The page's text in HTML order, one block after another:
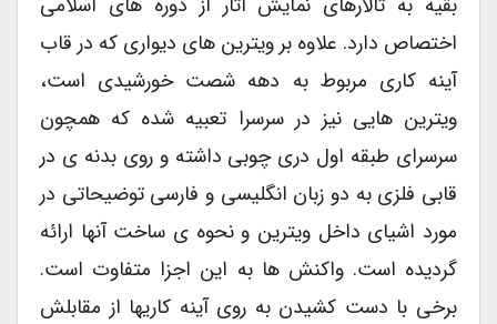
اختصاص دارد. علاوه بر ویترین های دیواری که در قاب
آینه کاری مربوط به دهه شصت خورشیدی است،
ویترین هایی نیز در سرسرا تعبیه شده که همچون
سرسرای طبقه اول دری چوبی داشته و روی بدنه ی در
قابی فلزی به دو زبان انگلیسی و فارسی توضیحاتی در
مورد اشیای داخل ویترین و نحوه ی ساخت آنها ارائه
گردیده است. واکنش ها به این اجزا متفاوت است.
برخی با دست کشیدن به روی آینه کاریها از مقابلش